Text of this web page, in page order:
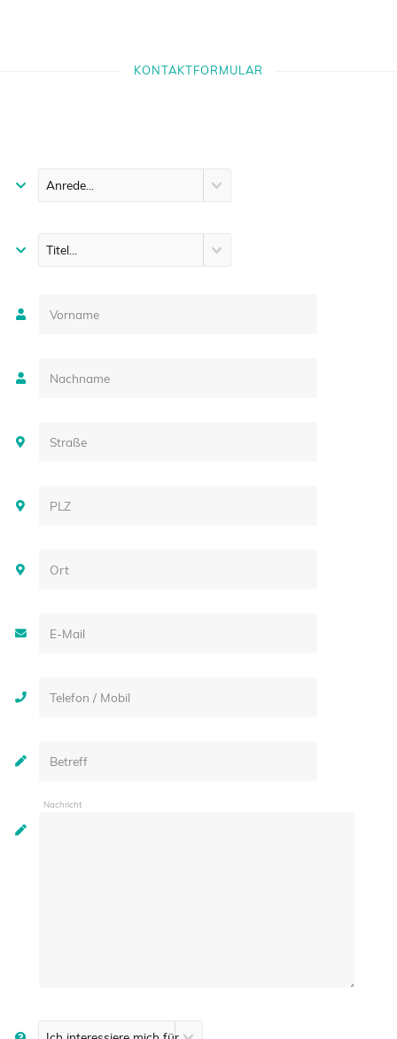
KONTAKTFORMULAR
Vorname
Nachname
Straße
PLZ
Ort
E-Mail
Telefon / Mobil
Betreff
Nachricht